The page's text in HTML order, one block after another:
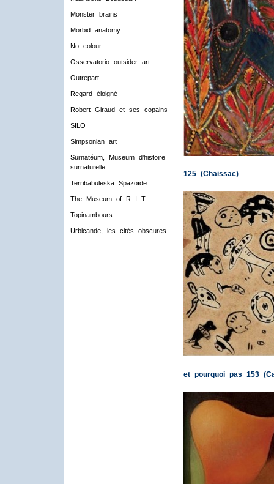
Monster brains
Morbid anatomy
No colour
Osservatorio outsider art
Outrepart
Regard éloigné
Robert Giraud et ses copains
SILO
Simpsonian art
Surnatéum, Museum d'histoire
surnaturelle
Terribabuleska Spazoïde
The Museum of R I T
Topinambours
Urbicande, les cités obscures
125 (Chaissac)
et pourquoi pas 153